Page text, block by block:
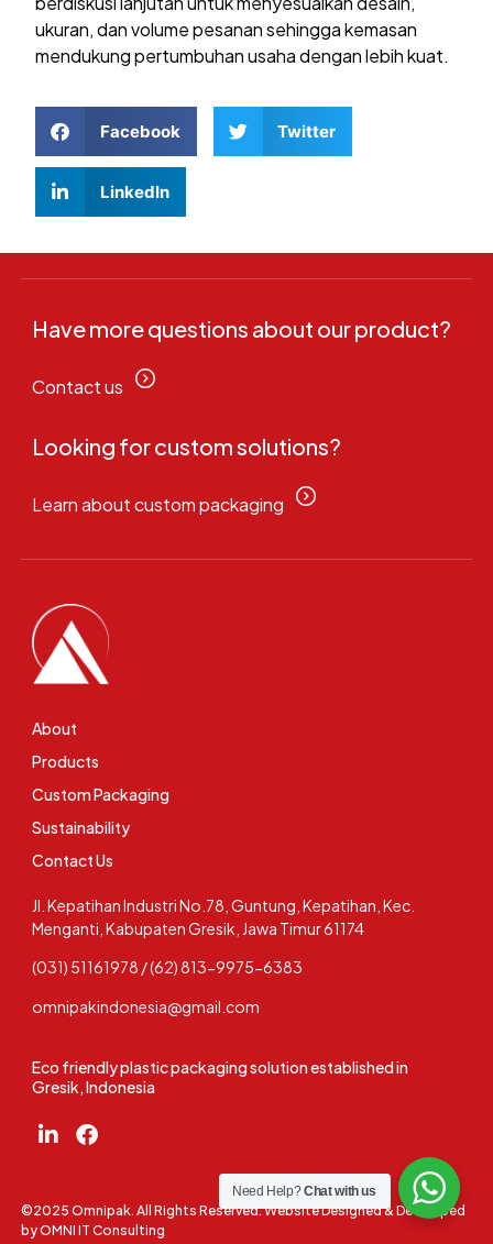
ukuran, dan volume pesanan sehingga kemasan
mendukung pertumbuhan usaha dengan lebih kuat.
Facebook Twitter
LinkedIn
Have more questions about our product?
Contact us
Looking for custom solutions?
Learn about custom packaging
Eco friendly plastic packaging solution established in
Gresik, Indonesia
Jl. Kepatihan Industri No.78, Guntung, Kepatihan, Kec.
Menganti, Kabupaten Gresik, Jawa Timur 61174
(031) 51161978 / (62) 813-9975-6383
omnipakindonesia@gmail.com
About
Products
Custom Packaging
Sustainability
Contact Us
©2025 Omnipak. All Rights Reserved. Website Designed & Developed
byOMNI IT Consulting
Need Help?Chat with us